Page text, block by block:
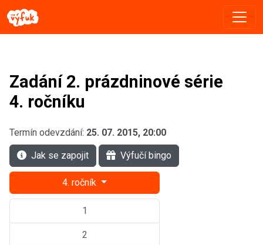
Zadání 2. prázdninové série
4. ročníku
Termín odevzdání: 25. 07. 2015, 20:00
Jak se zapojit Výfučí bingo
4. ročník
1
2